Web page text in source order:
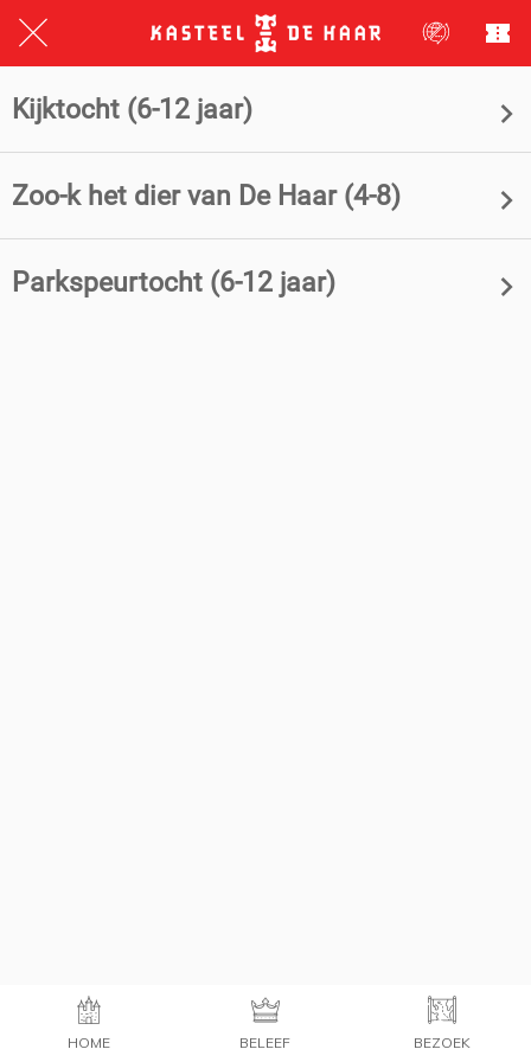
Kijktocht (6-12 jaar)
Zoo-k het dier van De Haar (4-8)
Parkspeurtocht (6-12 jaar)
HOME BELEEF BEZOEK